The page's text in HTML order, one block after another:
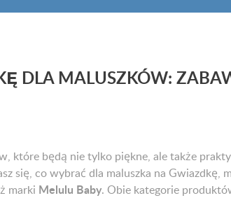
DLA MALUSZKÓW:
które będą nie tylko piękne, ale także
się, co wybrać dla maluszka na Gwiazdkę,
marki Melulu Baby. Obie kategorie